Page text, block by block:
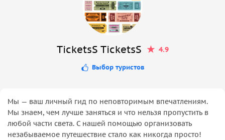
TicketsS TicketsS 4.9
Выбор туристов
Мы — ваш личный гид по неповторимым впечатлениям.
Мы знаем, чем лучше заняться и что нельзя пропустить в
любой части света. С нашей помощью организовать
незабываемое путешествие стало как никогда просто!